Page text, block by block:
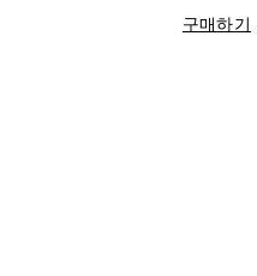
구매하기